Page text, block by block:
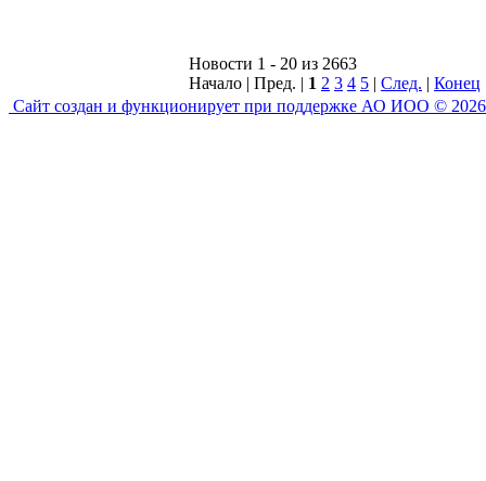
Новости 1 - 20 из 2663
Начало | Пред. | 1 2 3 4 5 | След. | Конец
Сайт создан и функционирует при поддержке АО ИОО © 2026